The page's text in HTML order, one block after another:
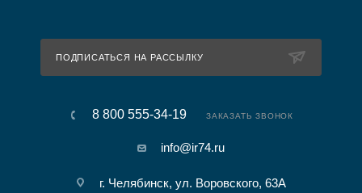
ПОДПИСАТЬСЯ НА РАССЫЛКУ
8 800 555-34-19 ЗАКАЗАТЬ ЗВОНОК
info@ir74.ru
г. Челябинск, ул. Воровского, 63А